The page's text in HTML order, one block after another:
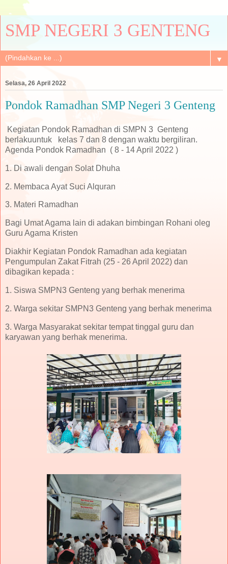
SMP NEGERI 3 GENTENG
▼
Selasa, 26 April 2022
Pondok Ramadhan SMP Negeri 3 Genteng
Kegiatan Pondok Ramadhan di SMPN 3 Genteng
berlakuuntuk kelas 7 dan 8 dengan waktu bergiliran.
Agenda Pondok Ramadhan ( 8 - 14 April 2022 )
1. Di awali dengan Solat Dhuha
2. Membaca Ayat Suci Alquran
3. Materi Ramadhan
Bagi Umat Agama lain di adakan bimbingan Rohani oleg
Guru Agama Kristen
Diakhir Kegiatan Pondok Ramadhan ada kegiatan
Pengumpulan Zakat Fitrah (25 - 26 April 2022) dan
dibagikan kepada :
1. Siswa SMPN3 Genteng yang berhak menerima
2. Warga sekitar SMPN3 Genteng yang berhak menerima
3. Warga Masyarakat sekitar tempat tinggal guru dan
karyawan yang berhak menerima.